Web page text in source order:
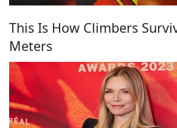
This Is How Climbers
Meters